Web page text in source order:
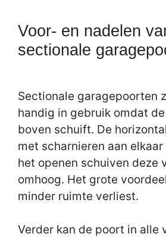
Voor- en nadelen
sectionale
Sectionale garagepoorten
handig in gebruik omdat
boven schuift. De
met scharnieren aan
het openen schuiven deze
omhoog. Het grote
minder ruimte verliest.
Verder kan de poort in alle